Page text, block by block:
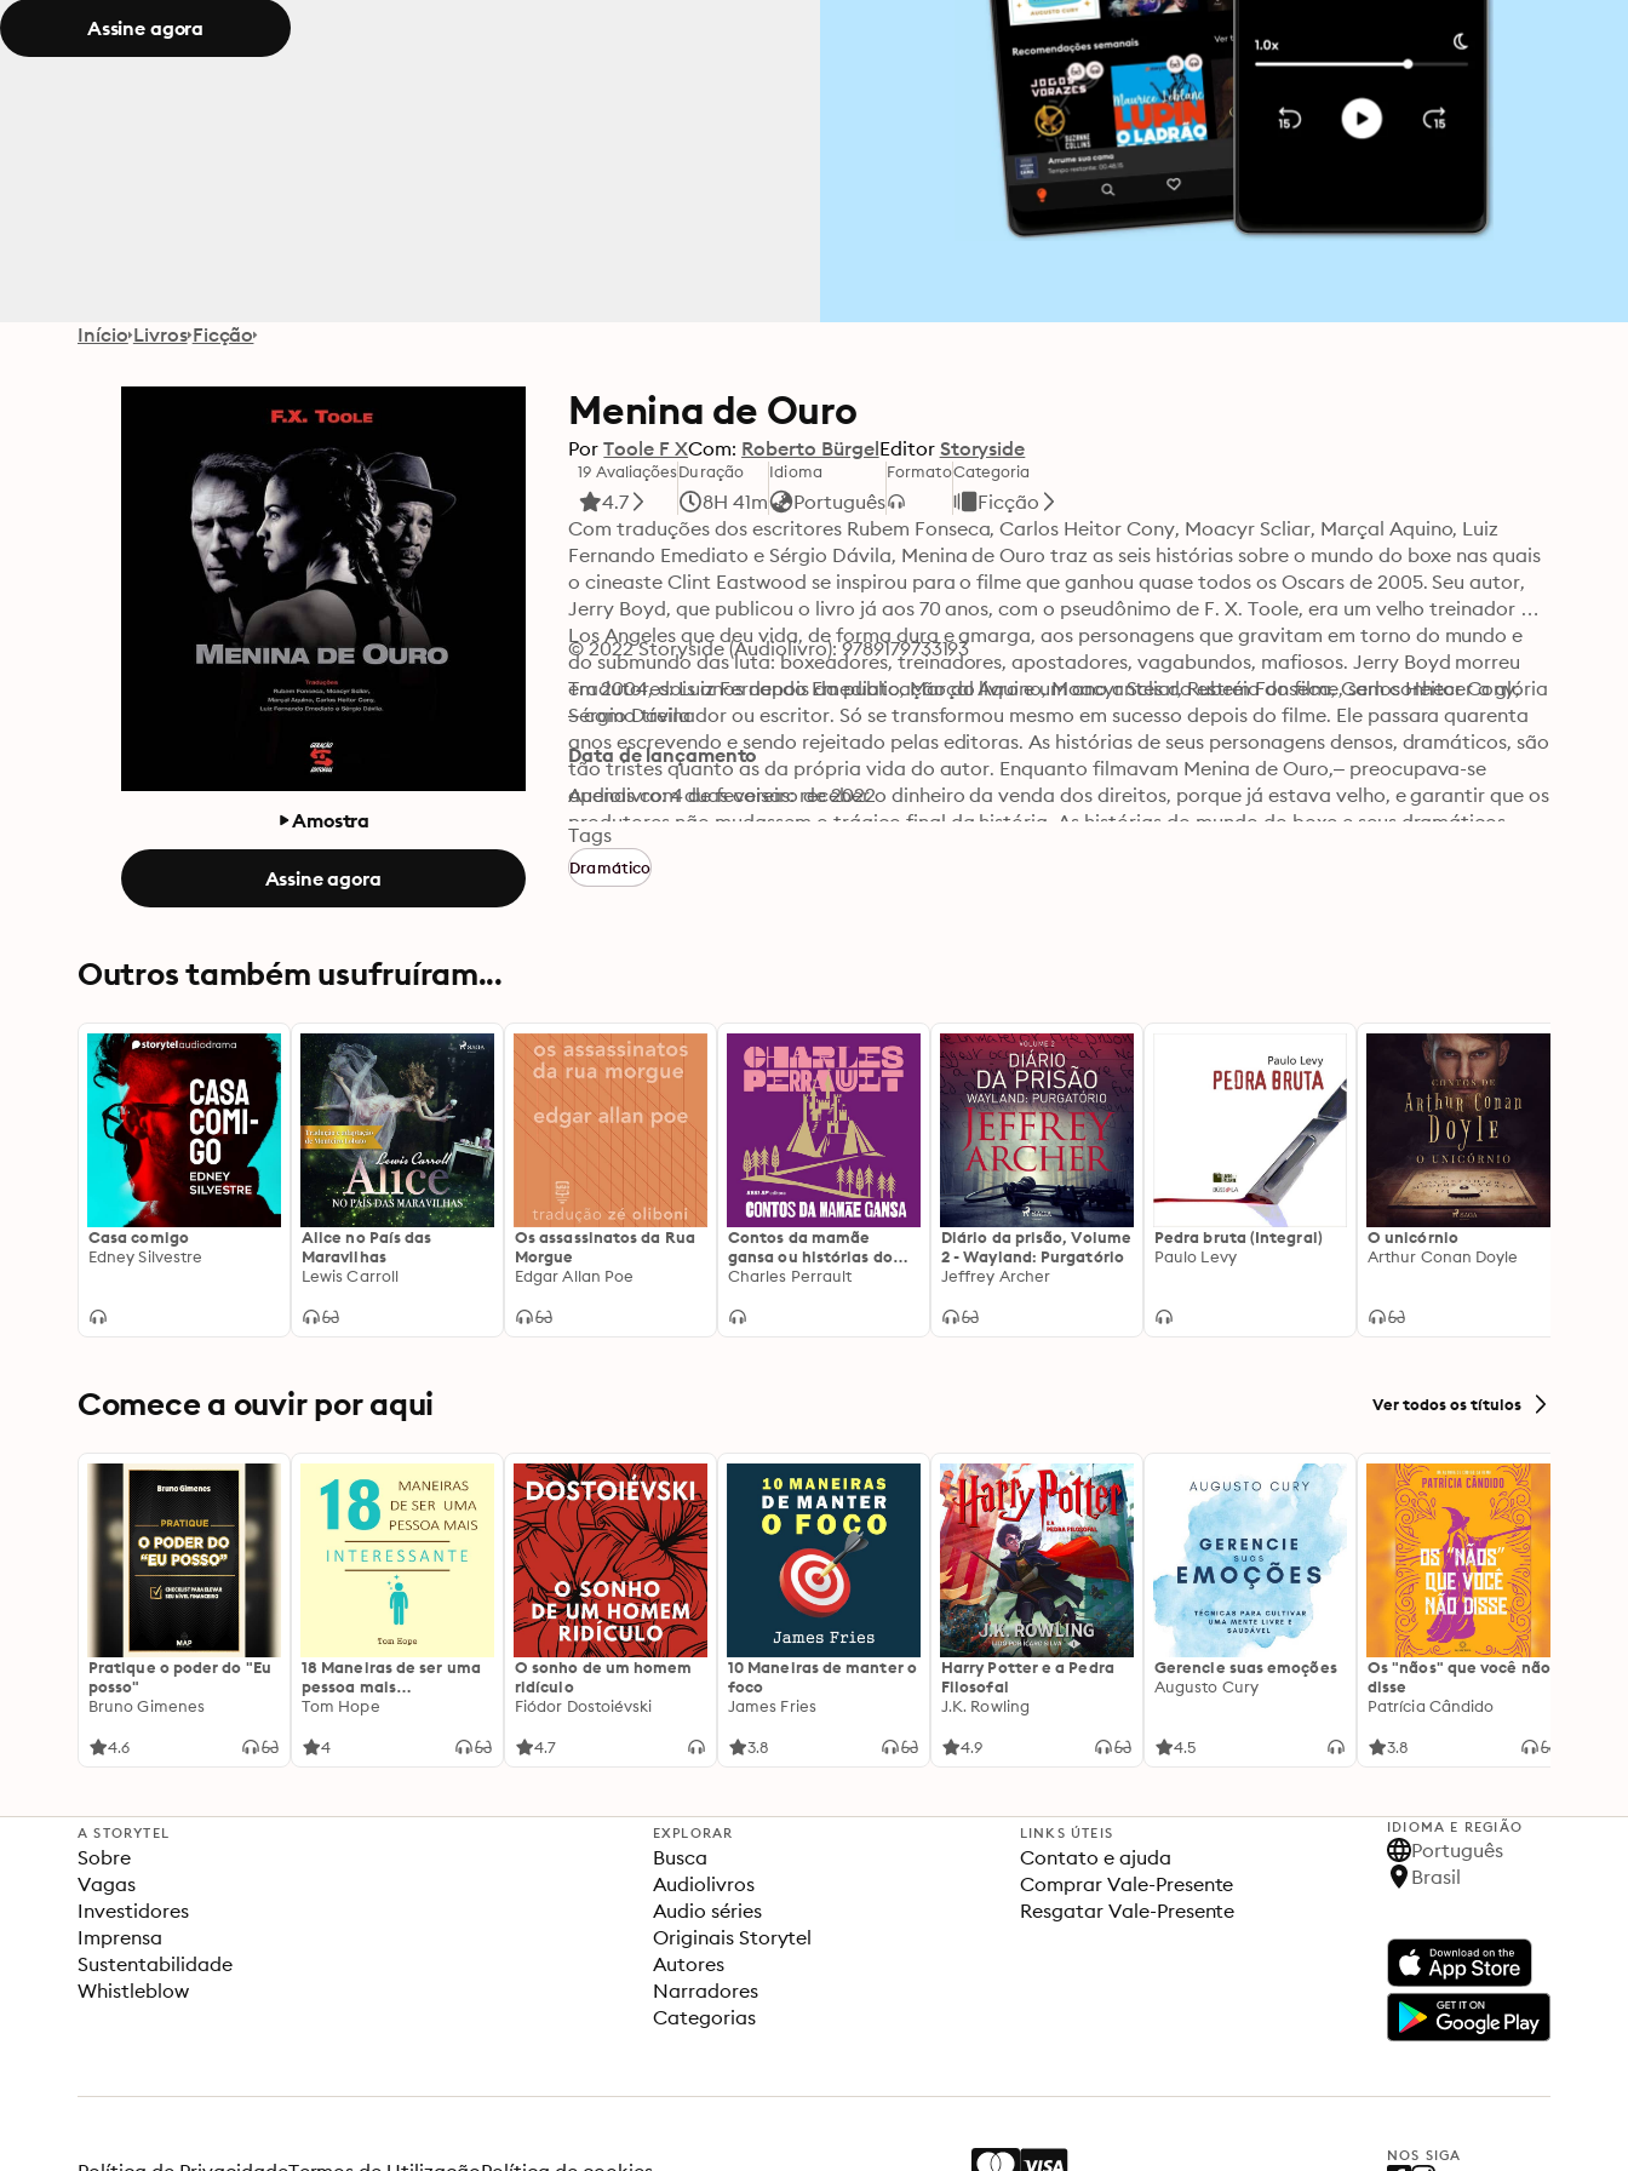
Assine agora
Início Livros Ficção
Amostra
Assine agora
Menina de Ouro
Por Toole F XCom: Roberto BürgelEditor Storyside
19 Avaliações
4.7
Duração
8H 41m
Idioma
Português
FormatoCategoria
Ficção
Com traduções dos escritores Rubem Fonseca, Carlos Heitor Cony, Moacyr Scliar, Marçal Aquino, Luiz
Fernando Emediato e Sérgio Dávila, Menina de Ouro traz as seis histórias sobre o mundo do boxe nas quais
o cineaste Clint Eastwood se inspirou para o filme que ganhou quase todos os Oscars de 2005. Seu autor,
Jerry Boyd, que publicou o livro já aos 70 anos, com o pseudônimo de F. X. Toole, era um velho treinador de
Los Angeles que deu vida, de forma dura e amarga, aos personagens que gravitam em torno do mundo e
do submundo das luta: boxeadores, treinadores, apostadores, vagabundos, mafiosos. Jerry Boyd morreu
em 2004, dois anos depois da publicação do livro e um ano antes da estréia do filme, sem conhecer a glória
– como treinador ou escritor. Só se transformou mesmo em sucesso depois do filme. Ele passara quarenta
anos escrevendo e sendo rejeitado pelas editoras. As histórias de seus personagens densos, dramáticos, são
tão tristes quanto as da própria vida do autor. Enquanto filmavam Menina de Ouro,– preocupava-se
apenas com duas coisas: receber o dinheiro da venda dos direitos, porque já estava velho, e garantir que os
produtores não mudassem o trágico final da história. As histórias do mundo do boxe e seus dramáticos
personagens que vivem acertando contas com a dor das pancadas, o risco de morrer, a exploração dos
empresários, os duros golpes do destino, como o desemprego, a marginalidade e a fome foram, em Menina
© 2022 Storyside (Audiolivro): 9789179733193
Tradutores: Luiz Fernando Emediato, Marçal Aquino, Moacyr Scliar, Rubem Fonseca, Carlos Heitor Cony,
Sérgio Dávila
Data de lançamento
Audiolivro: 4 de fevereiro de 2022
Tags
Dramático
Outros também usufruíram...
Casa comigo
Edney Silvestre
Alice no País das
Maravilhas
Lewis Carroll
Os assassinatos da Rua
Morgue
Edgar Allan Poe
Contos da mamãe
gansa ou histórias do
tempo antigo
Charles Perrault
Diário da prisão, Volume
2 - Wayland: Purgatório
Jeffrey Archer
Pedra bruta (Integral)
Paulo Levy
O unicórnio
Arthur Conan Doyle
Comece a ouvir por aqui Ver todos os títulos
Pratique o poder do "Eu
posso"
Bruno Gimenes
4.6
18 Maneiras de ser uma
pessoa mais
interessante
Tom Hope
4
O sonho de um homem
ridículo
Fiódor Dostoiévski
4.7
10 Maneiras de manter o
foco
James Fries
3.8
Harry Potter e a Pedra
Filosofal
J.K. Rowling
4.9
Gerencie suas emoções
Augusto Cury
4.5
Os "nãos" que você não
disse
Patrícia Cândido
3.8
A STORYTEL
Sobre
Vagas
Investidores
Imprensa
Sustentabilidade
Whistleblow
EXPLORAR
Busca
Audiolivros
Audio séries
Originais Storytel
Autores
Narradores
Categorias
LINKS ÚTEIS
Contato e ajuda
Comprar Vale-Presente
Resgatar Vale-Presente
IDIOMA E REGIÃO
Português
Brasil
NOS SIGA